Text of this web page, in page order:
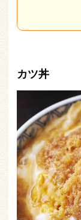
カツ丼